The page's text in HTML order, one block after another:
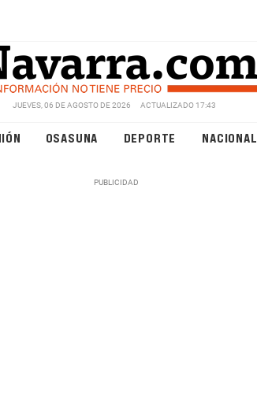
JUEVES, 06 DE AGOSTO DE 2026 ACTUALIZADO 17:43
OSASUNA DEPORTE NACIONAL